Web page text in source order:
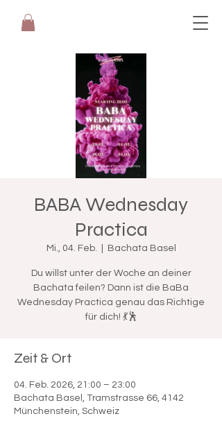
BABA Wednesday
Practica
Mi., 04. Feb. Bachata Basel
Du willst unter der Woche an deiner
Bachata feilen? Dann ist die BaBa
Wednesday Practica genau das Richtige
für dich! 💃🕺
Zeit & Ort
04. Feb. 2026, 21:00 – 23:00
Bachata Basel, Tramstrasse 66, 4142
Münchenstein, Schweiz